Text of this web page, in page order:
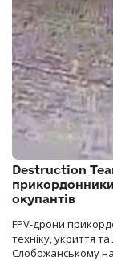
Destruction
прикордонники
окупантів
FPV-дрони
техніку, укриття
Слобожанському